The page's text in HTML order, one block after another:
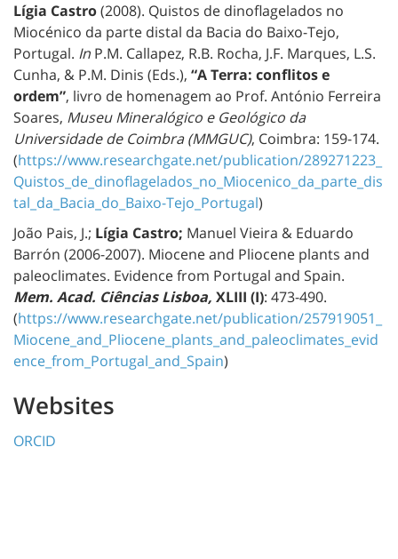
Lígia Castro(2008). Quistos de dinoflagelados no
Miocénico da parte distal da Bacia do Baixo-Tejo,
Portugal. In P.M. Callapez, R.B. Rocha, J.F. Marques, L.S.
Cunha, & P.M. Dinis (Eds.), “A Terra: conflitos e
ordem”, livro de homenagem ao Prof. António Ferreira
Soares, Museu Mineralógico e Geológico da
Universidade de Coimbra (MMGUC), Coimbra: 159-174.
(https://www.researchgate.net/publication/289271223_
Quistos_de_dinoflagelados_no_Miocenico_da_parte_dis
tal_da_Bacia_do_Baixo-Tejo_Portugal)
João Pais, J.; Lígia Castro; Manuel Vieira & Eduardo
Barrón (2006-2007). Miocene and Pliocene plants and
paleoclimates. Evidence from Portugal and Spain.
Mem. Acad. Ciências Lisboa, XLIII (I): 473-490.
(https://www.researchgate.net/publication/257919051_
Miocene_and_Pliocene_plants_and_paleoclimates_evid
ence_from_Portugal_and_Spain)
Websites
ORCID